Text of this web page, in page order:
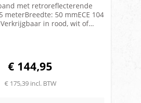
met retroreflecterende
meterBreedte: 50 mmECE 104
in rood, wit of
€ 144,95
€ 175,39 incl. BTW